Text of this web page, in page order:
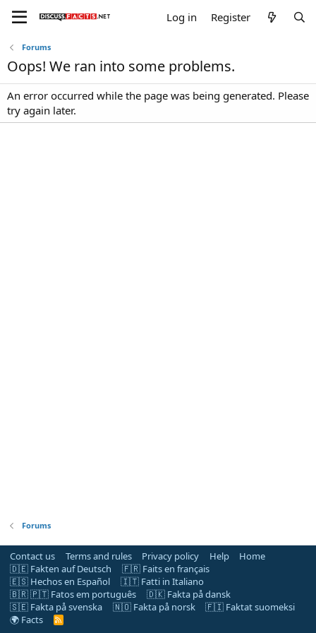
Log in Register
Forums
Oops! We ran into some problems.
An error occurred while the page was being generated. Please
try again later.
Forums
Contact us Terms and rules Privacy policy Help
Home
🇩🇪 Fakten auf Deutsch
🇫🇷 Faits en français
🇪🇸 Hechos en Español
🇮🇹 Fatti in Italiano
🇧🇷 🇵🇹 Fatos em português
🇩🇰 Fakta på dansk
🇸🇪 Fakta på svenska
🇳🇴 Fakta på norsk
🇫🇮 Faktat suomeksi
🌍 Facts
R